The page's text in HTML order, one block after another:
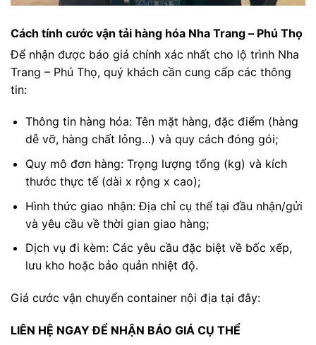
Cách tính cước vận tải hàng hóa Nha Trang – Phú Thọ
Để nhận được báo giá chính xác nhất cho lộ trình Nha
Trang – Phú Thọ, quý khách cần cung cấp các thông
tin:
Thông tin hàng hóa: Tên mặt hàng, đặc điểm (hàng
dễ vỡ, hàng chất lỏng…) và quy cách đóng gói;
Quy mô đơn hàng: Trọng lượng tổng (kg) và kích
thước thực tế (dài x rộng x cao);
Hình thức giao nhận: Địa chỉ cụ thể tại đầu nhận/gửi
và yêu cầu về thời gian giao hàng;
Dịch vụ đi kèm: Các yêu cầu đặc biệt về bốc xếp,
lưu kho hoặc bảo quản nhiệt độ.
Giá cước vận chuyển container nội địa tại đây:
LIÊN HỆ NGAY ĐỂ NHẬN BÁO GIÁ CỤ THỂ